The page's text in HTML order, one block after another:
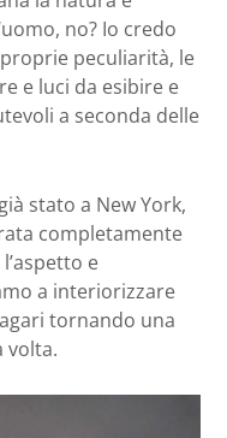
no? Io credo
peculiarità, le
e luci da esibire e
a seconda delle
stato a New York,
completamente
e
a interiorizzare
tornando una
volta.